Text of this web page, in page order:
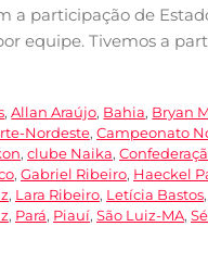
a participação de
equipe. Tivemos a
,Allan Araújo, Bahia, Bryan
Nordeste, Campeonato
, clube Naika,
, Gabriel Ribeiro, Haeckel
, Lara Ribeiro, Letícia Bastos,
, Pará, Piauí, São Luiz-MA,